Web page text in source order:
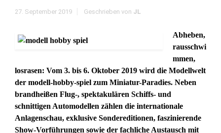
27. September 2019 Geschrieben von JL
Abheben,
rausschwi
mmen,
losrasen: Vom 3. bis 6. Oktober 2019 wird die Modellwelt
der modell-hobby-spiel zum Miniatur-Paradies. Neben
brandheißen Flug-, spektakulären Schiffs- und
schnittigen Automodellen zählen die internationale
Anlagenschau, exklusive Sondereditionen, faszinierende
Show-Vorführungen sowie der fachliche Austausch mit